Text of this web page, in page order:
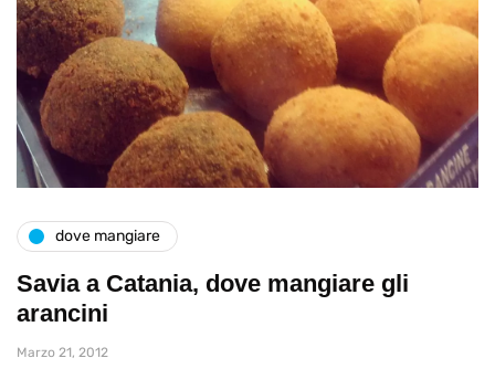
dove mangiare
Savia a Catania, dove mangiare gli
arancini
Marzo 21, 2012